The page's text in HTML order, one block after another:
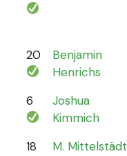
20
Benjamin
Henrichs
6
Joshua
Kimmich
18 M. Mittelstädt